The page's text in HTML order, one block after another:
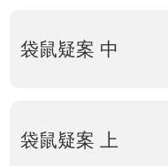
袋鼠疑案 中
袋鼠疑案 上